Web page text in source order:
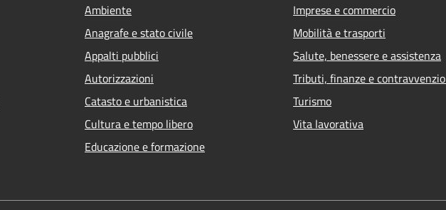
Ambiente
Anagrafe e stato civile
Appalti pubblici
Autorizzazioni
Catasto e urbanistica
Cultura e tempo libero
Educazione e formazione
Imprese e commercio
Mobilità e trasporti
Salute, benessere e assistenza
Tributi, finanze e
Turismo
Vita lavorativa